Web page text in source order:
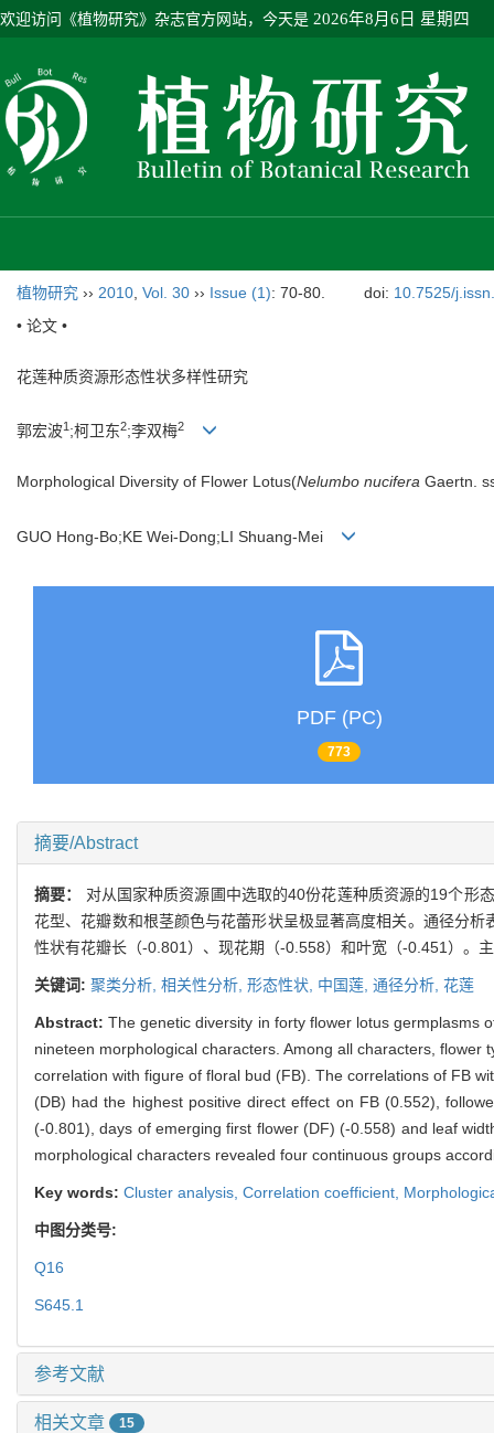
欢迎访问《植物研究》杂志官方网站，今天是 2026年8月6日 星期四
植物研究 ›› 2010 Vol. 30 ›› Issue (1): 70-80. doi: 10.7525/
• 论文 •
花莲种质资源形态性状多样性研究
郭宏波1 ;柯卫东2;李双梅2
Morphological Diversity of Flower Lotus(Nelumbo nucifera Gaertn.
GUO Hong-Bo;KE Wei-Dong;LI Shuang-Mei
PDF (PC)
773
摘要/Abstract
摘要： 对从国家种质资源圃中选取的40份花莲种质资源的19个形
花型、花瓣数和根茎颜色与花蕾形状呈极显著高度相关。通径分
性状有花瓣长（-0.801）、现花期（-0.558）和叶宽（-0.451）。
关键词: 聚类分析, 相关性分析, 形态性状, 中国莲, 通径分析, 花莲
Abstract:The genetic diversity in forty flower lotus germplasms
nineteen morphological characters. Among all characters,
correlation with figure of floral bud (FB). The correlations of FB
(DB) had the highest positive direct effect on FB (0.552),
(-0.801), days of emerging first flower (DF) (-0.558) and leaf
morphological characters revealed four continuous groups
Key words: Cluster analysis, Correlation coefficient,
中图分类号:
Q16
S645.1
参考文献
相关文章 15